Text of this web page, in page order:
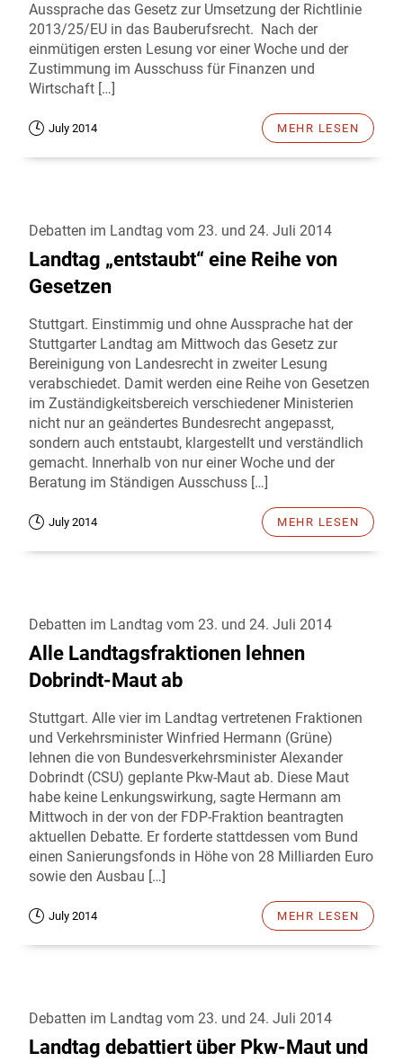
Aussprache das Gesetz zur Umsetzung der Richtlinie
2013/25/EU in das Bauberufsrecht. Nach der
einmütigen ersten Lesung vor einer Woche und der
Zustimmung im Ausschuss für Finanzen und
Wirtschaft […]
July 2014 MEHR LESEN
Debatten im Landtag vom 23. und 24. Juli 2014
Landtag „entstaubt“ eine Reihe von
Gesetzen
Stuttgart. Einstimmig und ohne Aussprache hat der
Stuttgarter Landtag am Mittwoch das Gesetz zur
Bereinigung von Landesrecht in zweiter Lesung
verabschiedet. Damit werden eine Reihe von Gesetzen
im Zuständigkeitsbereich verschiedener Ministerien
nicht nur an geändertes Bundesrecht angepasst,
sondern auch entstaubt, klargestellt und verständlich
gemacht. Innerhalb von nur einer Woche und der
Beratung im Ständigen Ausschuss […]
July 2014 MEHR LESEN
Debatten im Landtag vom 23. und 24. Juli 2014
Alle Landtagsfraktionen lehnen
Dobrindt-Maut ab
Stuttgart. Alle vier im Landtag vertretenen Fraktionen
und Verkehrsminister Winfried Hermann (Grüne)
lehnen die von Bundesverkehrsminister Alexander
Dobrindt (CSU) geplante Pkw-Maut ab. Diese Maut
habe keine Lenkungswirkung, sagte Hermann am
Mittwoch in der von der FDP-Fraktion beantragten
aktuellen Debatte. Er forderte stattdessen vom Bund
einen Sanierungsfonds in Höhe von 28 Milliarden Euro
sowie den Ausbau […]
July 2014 MEHR LESEN
Debatten im Landtag vom 23. und 24. Juli 2014
Landtag debattiert über Pkw-Maut und